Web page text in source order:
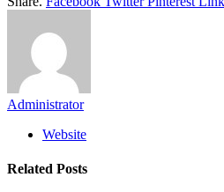
Administrator
Website
Related Posts